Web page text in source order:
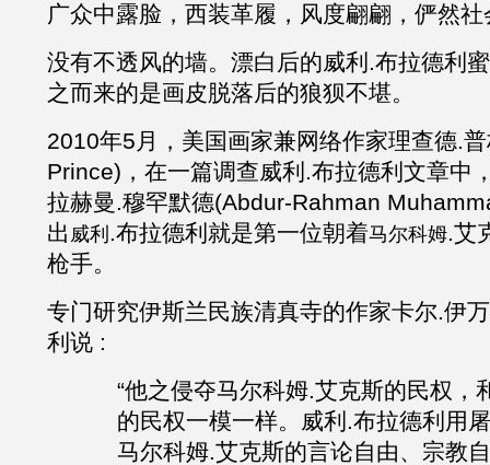
广众中露脸，西装革履，风度翩翩，俨然
没有不透风的墙。漂白后的威利 .布拉德利
之而来的是画皮脱落后的狼狈不堪。
2010年5月，美国画家兼网络作家理查德.
Prince)，在一篇调查威利 .布拉德利 文章中
拉赫曼.穆罕默德(Abdur-Rahman
出 威利 .布拉德利就是第一位朝着马尔科姆.艾
枪手。
专门研究伊斯兰民族清真寺的作家卡尔.伊
利说 :
“他之侵夺马尔科姆.艾克斯的民权，
的民权一模一样。威利.布拉德利 用
马尔科姆.艾克斯的言论自由、宗教